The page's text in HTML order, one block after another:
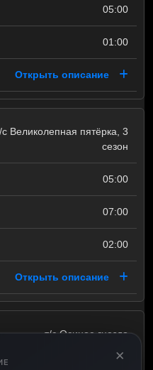
05:00
01:00
Открыть описание
с Великолепная пятёрка, 3
сезон
05:00
07:00
02:00
Открыть описание
т/с Осиное гнездо
×